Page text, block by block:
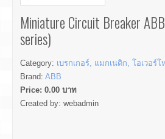
Miniature Circuit Breaker
series)
Category: เบรกเกอร์, แมกเนติก, โอเวอร์โ
Brand: ABB
Price: 0.00 บาท
Created by: webadmin